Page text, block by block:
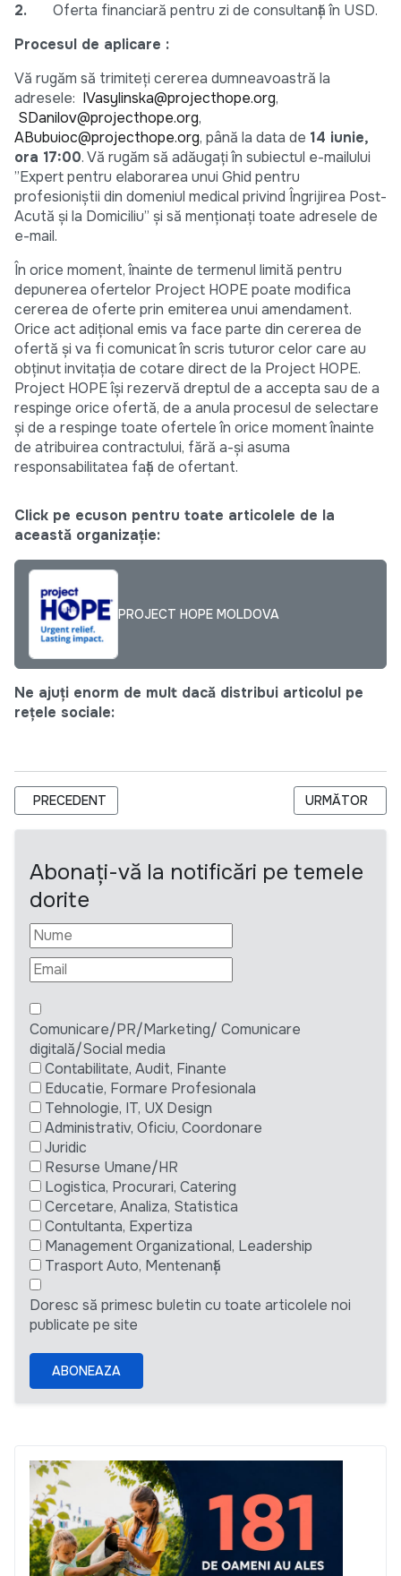
2.
Oferta financiară pentru zi de consultanță în USD.
Procesul de aplicare :
Vă rugăm să trimiteți cererea dumneavoastră la
adresele: IVasylinska@projecthope.org,
SDanilov@projecthope.org,
ABubuioc@projecthope.org, până la data de 14 iunie,
ora 17:00. Vă rugăm să adăugați în subiectul e-mailului
”Expert pentru elaborarea unui Ghid pentru
profesioniștii din domeniul medical privind Îngrijirea Post-
Acută și la Domiciliu” și să menționați toate adresele de
e-mail.
În orice moment, înainte de termenul limită pentru
depunerea ofertelor Project HOPE poate modifica
cererea de oferte prin emiterea unui amendament.
Orice act adițional emis va face parte din cererea de
ofertă și va fi comunicat în scris tuturor celor care au
obținut invitația de cotare direct de la Project HOPE.
Project HOPE își rezervă dreptul de a accepta sau de a
respinge orice ofertă, de a anula procesul de selectare
și de a respinge toate ofertele în orice moment înainte
de atribuirea contractului, fără a-și asuma
responsabilitatea față de ofertant.
Click pe ecuson pentru toate articolele de la
această organizație:
PROJECT HOPE MOLDOVA
Ne ajuți enorm de mult dacă distribui articolul pe
rețele sociale:
ARTICOL PRECEDENT: CRS MOLDOVA ANUNȚĂ VACANTĂ
PRECEDENT ARTICOLUL
URMĂTOR
Abonați-vă la notificări pe temele
dorite
Comunicare/PR/Marketing/ Comunicare
digitală/Social media
Contabilitate, Audit, Finante
Educatie, Formare Profesionala
Tehnologie, IT, UX Design
Administrativ, Oficiu, Coordonare
Juridic
Resurse Umane/HR
Logistica, Procurari, Catering
Cercetare, Analiza, Statistica
Contultanta, Expertiza
Management Organizational, Leadership
Trasport Auto, Mentenanță
Doresc să primesc buletin cu toate articolele noi
publicate pe site
ABONEAZA